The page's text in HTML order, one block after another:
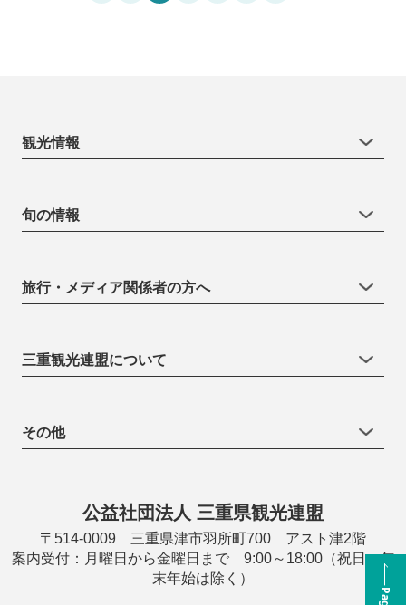
観光情報
旬の情報
旅行・メディア関係者の方へ
三重観光連盟について
その他
公益社団法人 三重県観光連盟
〒514-0009 三重県津市羽所町700 アスト津2階
案内受付：月曜日から金曜日まで 9:00～18:00（祝日・年
末年始は除く）